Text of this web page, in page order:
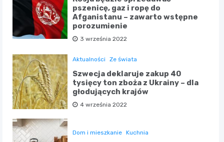
pszenicę, gaz i ropę do
Afganistanu – zawarto wstępne
porozumienie
3 września 2022
Aktualności Ze świata
Szwecja deklaruje zakup 40
tysięcy ton zboża z Ukrainy – dla
głodujących krajów
4 września 2022
Dom i mieszkanie Kuchnia